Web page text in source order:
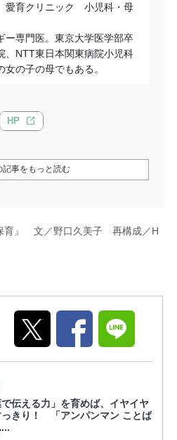
愛育クリニック 小児科・母
ー専門医。東京大学医学部卒
、NTT東日本関東病院小児科
の子の母でもある。
HP
記事をもっと読む
育』 文／野口久美子 再構成／H
で伝える力」を育めば、イヤイヤ
っきり！ 「アンパンマン ことば